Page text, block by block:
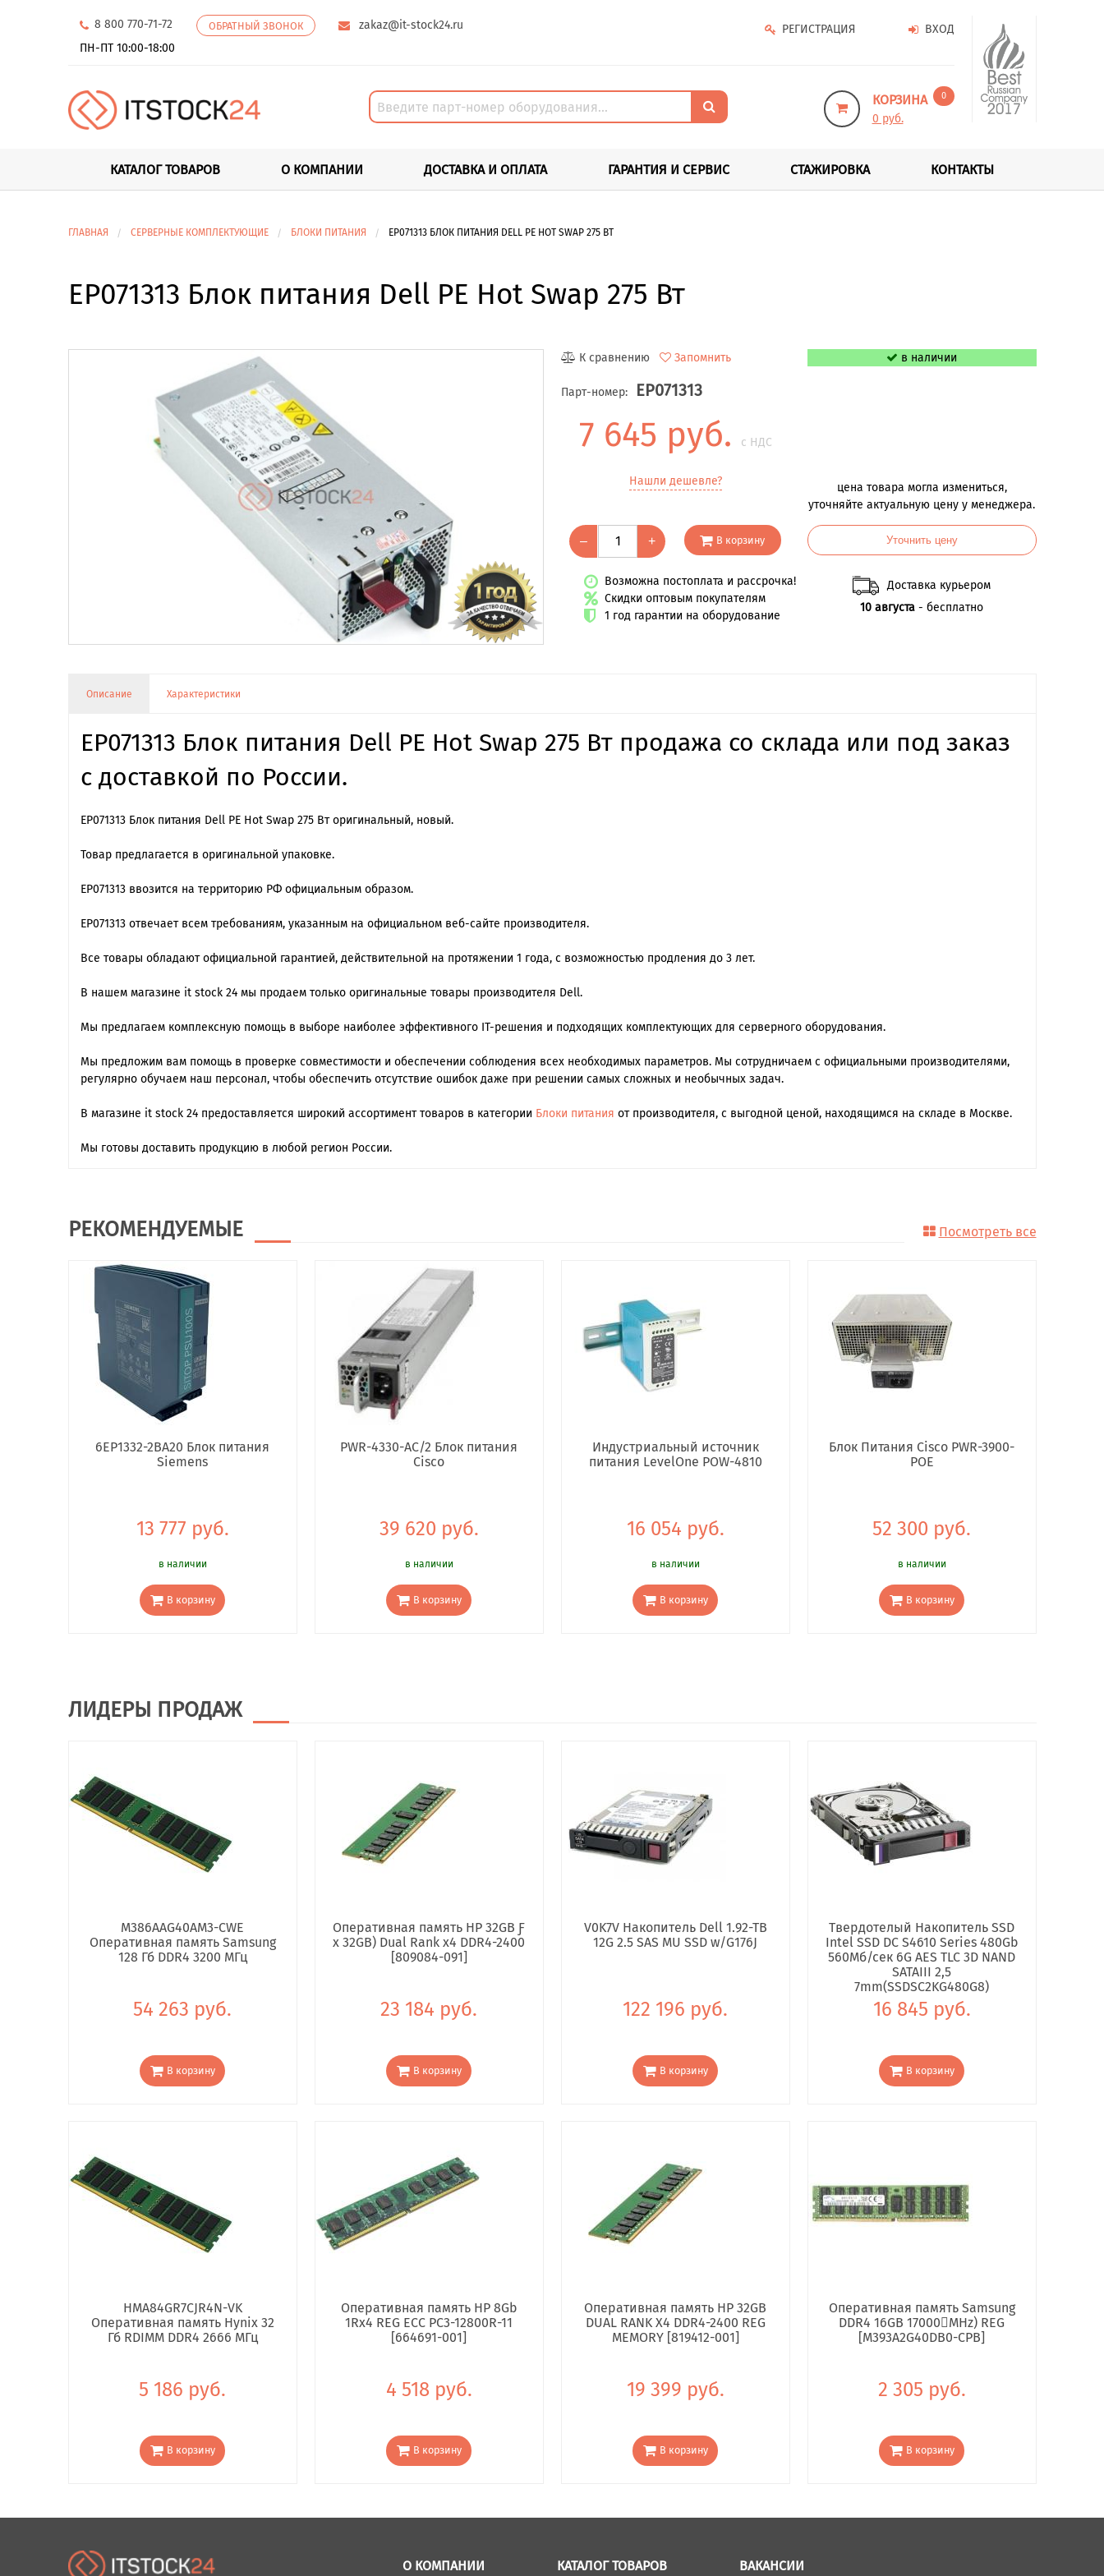
8 800 770-71-72 ОБРАТНЫЙ ЗВОНОК
zakaz@it-stock24.ru
ПН-ПТ 10:00-18:00
ВХОД
РЕГИСТРАЦИЯ
КОРЗИНА 0
0 руб.
КАТАЛОГ ТОВАРОВ О КОМПАНИИ ДОСТАВКА И ОПЛАТА ГАРАНТИЯ И СЕРВИС СТАЖИРОВКА КОНТАКТЫ
ГЛАВНАЯ СЕРВЕРНЫЕ КОМПЛЕКТУЮЩИЕ БЛОКИ ПИТАНИЯ EP071313 БЛОК ПИТАНИЯ DELL PE HOT SWAP 275 ВТ
EP071313 Блок питания Dell PE Hot Swap 275 Вт
К сравнению Запомнить
Парт-номер: EP071313
7 645 руб. с НДС
Нашли дешевле?
– + В корзину
Возможна постоплата и рассрочка!
Скидки оптовым покупателям
1 год гарантии на оборудование
в наличии
цена товара могла измениться,
уточняйте актуальную цену у менеджера.
Уточнить цену
Доставка курьером
10 августа - бесплатно
Описание Характеристики
EP071313 Блок питания Dell PE Hot Swap 275 Вт продажа со склада или под заказ
с доставкой по России.
EP071313 Блок питания Dell PE Hot Swap 275 Вт оригинальный, новый.
Товар предлагается в оригинальной упаковке.
EP071313 ввозится на территорию РФ официальным образом.
EP071313 отвечает всем требованиям, указанным на официальном веб-сайте производителя.
Все товары обладают официальной гарантией, действительной на протяжении 1 года, с возможностью продления до 3 лет.
В нашем магазине it stock 24 мы продаем только оригинальные товары производителя Dell.
Мы предлагаем комплексную помощь в выборе наиболее эффективного IT-решения и подходящих комплектующих для серверного оборудования.
Мы предложим вам помощь в проверке совместимости и обеспечении соблюдения всех необходимых параметров. Мы сотрудничаем с официальными производителями,
регулярно обучаем наш персонал, чтобы обеспечить отсутствие ошибок даже при решении самых сложных и необычных задач.
В магазине it stock 24 предоставляется широкий ассортимент товаров в категории Блоки питания от производителя, с выгодной ценой, находящимся на складе в Москве.
Мы готовы доставить продукцию в любой регион России.
РЕКОМЕНДУЕМЫЕ Посмотреть все
6EP1332-2BA20 Блок питания
Siemens
13 777 руб.
в наличии
В корзину
PWR-4330-AC/2 Блок питания
Cisco
39 620 руб.
в наличии
В корзину
Индустриальный источник
питания LevelOne POW-4810
16 054 руб.
в наличии
В корзину
Блок Питания Cisco PWR-3900-
POE
52 300 руб.
в наличии
В корзину
ЛИДЕРЫ ПРОДАЖ
M386AAG40AM3-CWE
Оперативная память Samsung
128 Гб DDR4 3200 МГц
54 263 руб.
В корзину
Оперативная память HP 32GB Ƒ
x 32GB) Dual Rank x4 DDR4-2400
[809084-091]
23 184 руб.
В корзину
V0K7V Накопитель Dell 1.92-TB
12G 2.5 SAS MU SSD w/G176J
122 196 руб.
В корзину
Твердотелый Накопитель SSD
Intel SSD DC S4610 Series 480Gb
560Мб/сек 6G AES TLC 3D NAND
SATAIII 2,5
7mm(SSDSC2KG480G8)
16 845 руб.
В корзину
HMA84GR7CJR4N-VK
Оперативная память Hynix 32
Гб RDIMM DDR4 2666 МГц
5 186 руб.
В корзину
Оперативная память HP 8Gb
1Rx4 REG ECC PC3-12800R-11
[664691-001]
4 518 руб.
В корзину
Оперативная память HP 32GB
DUAL RANK X4 DDR4-2400 REG
MEMORY [819412-001]
19 399 руб.
В корзину
Оперативная память Samsung
DDR4 16GB 17000񢋕MHz) REG
[M393A2G40DB0-CPB]
2 305 руб.
В корзину
О КОМПАНИИ КАТАЛОГ ТОВАРОВ ВАКАНСИИ